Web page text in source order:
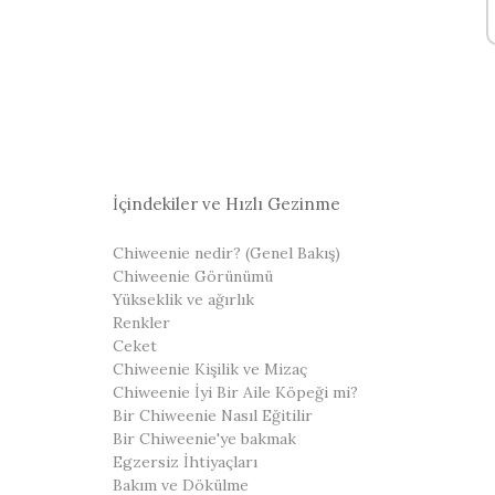
İçindekiler ve Hızlı Gezinme
Chiweenie nedir? (Genel Bakış)
Chiweenie Görünümü
Yükseklik ve ağırlık
Renkler
Ceket
Chiweenie Kişilik ve Mizaç
Chiweenie İyi Bir Aile Köpeği mi?
Bir Chiweenie Nasıl Eğitilir
Bir Chiweenie'ye bakmak
Egzersiz İhtiyaçları
Bakım ve Dökülme